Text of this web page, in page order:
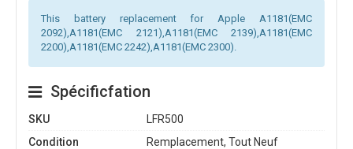
This battery replacement for Apple A1181(EMC
2092),A1181(EMC 2121),A1181(EMC 2139),A1181(EMC
2200),A1181(EMC 2242),A1181(EMC 2300).
Spécificfation
SKU
LFR500
Condition
Remplacement, Tout Neuf